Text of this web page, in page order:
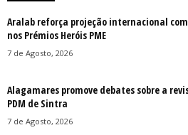
Aralab reforça projeção internacional
nos Prémios Heróis PME
7 de Agosto, 2026
Alagamares promove debates sobre a
PDM de Sintra
7 de Agosto, 2026